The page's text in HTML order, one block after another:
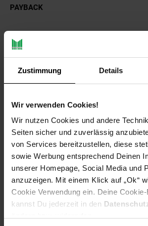
Zustimmung Details
Wir verwenden Cookies!
Wir nutzen Cookies und andere
Seiten sicher und zuverlässig
von Services bereitzustellen, diese
sowie Werbung entsprechend Deinen
unserer Homepage, Social Media und
anzuzeigen. Mit einem Klick auf „Ok“
Cookie Verwendung ein. Deine
kannst Du jederzeit in den
PAYBACK
Payback Punkte
Die Ufermatte bietet Pflanzen den nötigen
im Teich an denen sich kein Substrat hält
Teichfolie vor Sonneneinstrahlung.
Folienränder gehören damit der
Zusätzlich schütz die Ufermatte im Winter
durch das scharfkantige Eis, beim zu
beschädigt werden kann. Um Ihren Teich
bepflanzen zu können benötigen Sie ein
die Wurzeln der Teichpflanzen optimal